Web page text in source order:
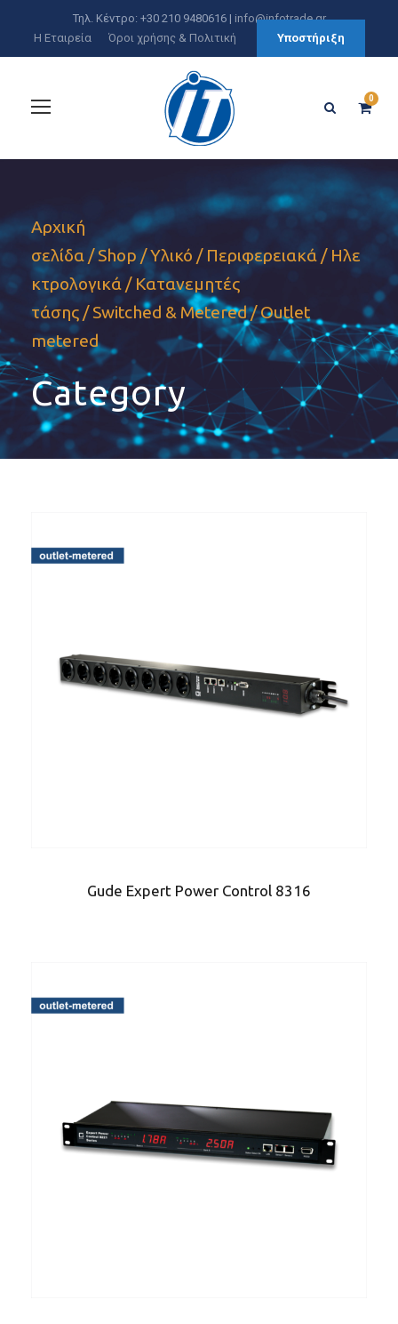
Τηλ. Κέντρο: +30 210 9480616 | info@infotrade.gr
Η Εταιρεία
Όροι χρήσης & Πολιτική Υποστήριξη
0
Αρχική
σελίδα /Shop /Υλικό / Περιφερειακά / Ηλε
κτρολογικά / Κατανεμητές
τάσης /Switched & Metered/ Outlet
metered
Category
Gude Expert Power Control 8316